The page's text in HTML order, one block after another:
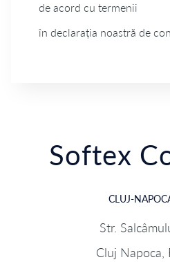
de acord cu termenii
în declarația noastră de
Softex
CLUJ-
Str.
Cluj Napoca,